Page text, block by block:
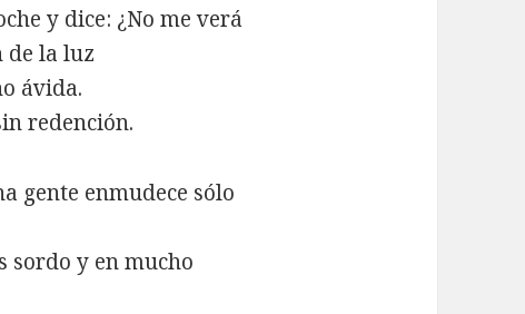
y dice: ¿No me verá
de la luz
ávida.
redención.
gente enmudece sólo
sordo y en mucho